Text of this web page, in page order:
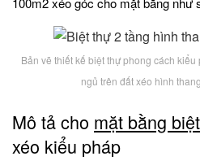
Bản vẽ thiết kế biệt thự phong cách
ngủ trên đất xéo hình
Mô tả cho mặt bằng
xéo kiểu pháp